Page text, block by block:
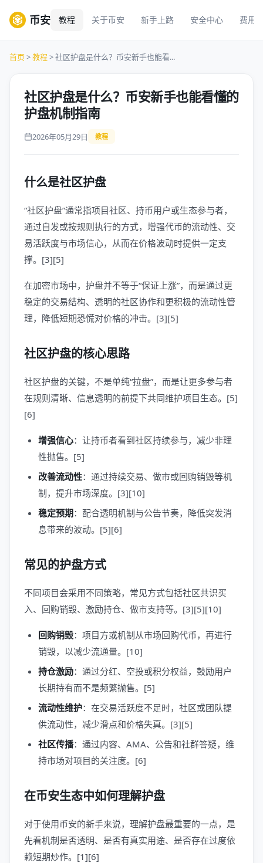
币安 教程 关于币安 新手上路 安全中心 费用
首页>教程> 社区护盘是什么？币安新手也能看...
社区护盘是什么？币安新手也能看懂的
护盘机制指南
2026年05月29日 教程
什么是社区护盘
“社区护盘”通常指项目社区、持币用户或生态参与者，
通过自发或按规则执行的方式，增强代币的流动性、交
易活跃度与市场信心，从而在价格波动时提供一定支
撑。[3][5]
在加密市场中，护盘并不等于“保证上涨”，而是通过更
稳定的交易结构、透明的社区协作和更积极的流动性管
理，降低短期恐慌对价格的冲击。[3][5]
社区护盘的核心思路
社区护盘的关键，不是单纯“拉盘”，而是让更多参与者
在规则清晰、信息透明的前提下共同维护项目生态。[5]
[6]
增强信心：让持币者看到社区持续参与，减少非理
性抛售。[5]
改善流动性：通过持续交易、做市或回购销毁等机
制，提升市场深度。[3][10]
稳定预期：配合透明机制与公告节奏，降低突发消
息带来的波动。[5][6]
常见的护盘方式
不同项目会采用不同策略，常见方式包括社区共识买
入、回购销毁、激励持仓、做市支持等。[3][5][10]
回购销毁：项目方或机制从市场回购代币，再进行
销毁，以减少流通量。[10]
持仓激励：通过分红、空投或积分权益，鼓励用户
长期持有而不是频繁抛售。[5]
流动性维护：在交易活跃度不足时，社区或团队提
供流动性，减少滑点和价格失真。[3][5]
社区传播：通过内容、AMA、公告和社群答疑，维
持市场对项目的关注度。[6]
在币安生态中如何理解护盘
对于使用币安的新手来说，理解护盘最重要的一点，是
先看机制是否透明、是否有真实用途、是否存在过度依
赖短期炒作。[1][6]